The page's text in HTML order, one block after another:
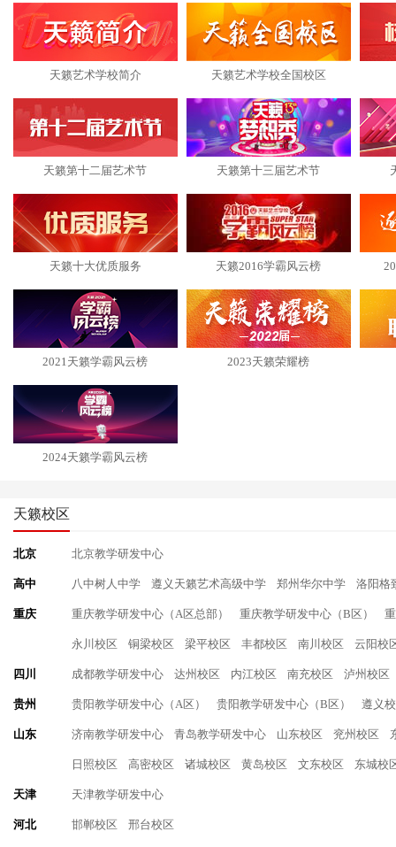
天籁艺术学校简介 天籁艺术学校全国校区
天籁第十二届艺术节 天籁第十三届艺术节
天籁十大优质服务 天籁2016学霸风云榜
2021天籁学霸风云榜 2023天籁荣耀榜
2024天籁学霸风云榜
天籁校区
北京 北京教学研发中心
高中 八中树人中学 遵义天籁艺术高级中学 郑州华尔中学 洛阳格
重庆 重庆教学研发中心（A区总部） 重庆教学研发中心（B区）
永川校区 铜梁校区 梁平校区 丰都校区 南川校区 云阳校
四川 成都教学研发中心 达州校区 内江校区 南充校区 泸州校区
贵州 贵阳教学研发中心（A区） 贵阳教学研发中心（B区） 遵义
山东 济南教学研发中心 青岛教学研发中心 山东校区 兖州校区
日照校区 高密校区 诸城校区 黄岛校区 文东校区 东城校
天津 天津教学研发中心
河北 邯郸校区 邢台校区